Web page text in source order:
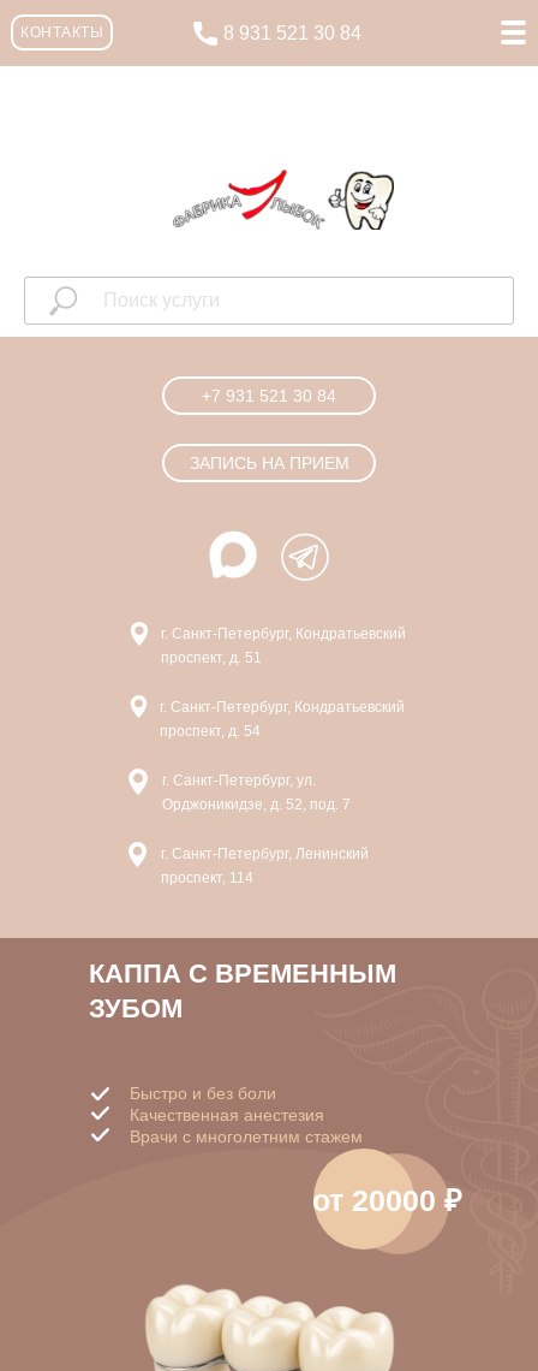
КОНТАКТЫ 8 931 521 30 84
г. Санкт-Петербург, Кондратьевский
проспект, д. 51
г. Санкт-Петербург, ул.
Орджоникидзе, д. 52, под. 7
+7 931 521 30 84
ЗАПИСЬ НА ПРИЕМ
г. Санкт-Петербург, Ленинский
проспект, 114
г. Санкт-Петербург, Кондратьевский
проспект, д. 54
КАППА С ВРЕМЕННЫМ
ЗУБОМ
Быстро и без боли
Качественная анестезия
Врачи с многолетним стажем
от 20000 ₽